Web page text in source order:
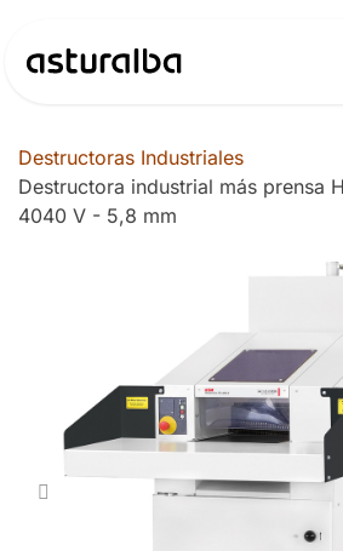
Destructoras Industriales
Destructora industrial más prensa
4040 V - 5,8 mm